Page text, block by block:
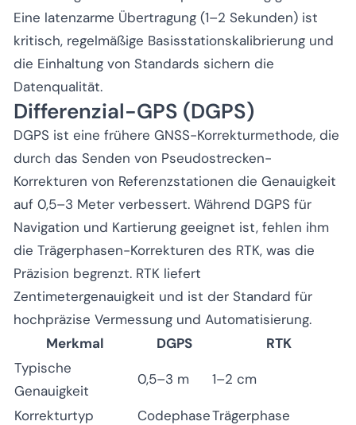
Eine latenzarme Übertragung (1–2 Sekunden) ist
kritisch, regelmäßige Basisstationskalibrierung und
die Einhaltung von Standards sichern die
Datenqualität.
Differenzial-GPS (DGPS)
DGPS ist eine frühere GNSS-Korrekturmethode, die
durch das Senden von Pseudostrecken-
Korrekturen von Referenzstationen die Genauigkeit
auf 0,5–3 Meter verbessert. Während DGPS für
Navigation und Kartierung geeignet ist, fehlen ihm
die Trägerphasen-Korrekturen des RTK, was die
Präzision begrenzt. RTK liefert
Zentimetergenauigkeit und ist der Standard für
hochpräzise Vermessung und Automatisierung.
Merkmal
DGPS
RTK
Typische
Genauigkeit
0,5–3 m 1–2 cm
Korrekturtyp CodephaseTrägerphase